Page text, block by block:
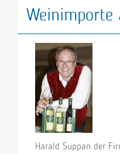
Weinimporte
Harald Suppan der